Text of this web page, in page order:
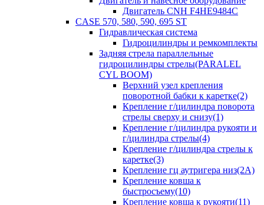
Двигатель CNH F4HE9484C
CASE 570, 580, 590, 695 ST
Гидравлическая система
Гидроцилиндры и ремкомплекты
Задняя стрела параллельные
гидроцилиндры стрелы(PARALEL
CYL BOOM)
Верхний узел крепления
поворотной бабки к каретке(2)
Крепление г/цилиндра поворота
стрелы сверху и снизу(1)
Крепление г/цилиндра рукояти и
г/цилиндра стрелы(4)
Крепление г/цилиндра стрелы к
каретке(3)
Крепление гц аутригера низ(2А)
Крепление ковша к
быстросъему(10)
Крепление ковша к рукояти(11)